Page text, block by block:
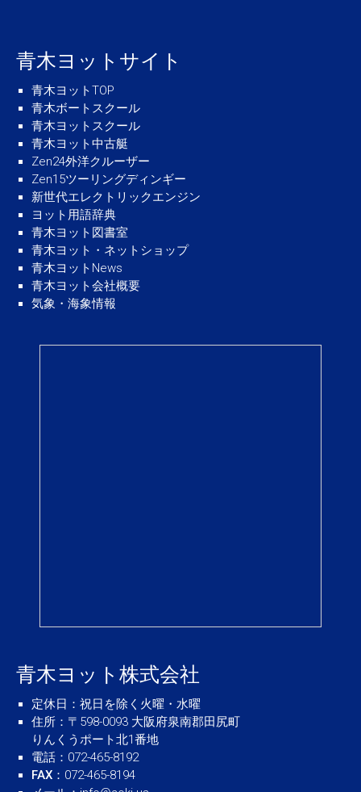
青木ヨットサイト
青木ヨットTOP
青木ボートスクール
青木ヨットスクール
青木ヨット中古艇
Zen24外洋クルーザー
Zen15ツーリングディンギー
新世代エレクトリックエンジン
ヨット用語辞典
青木ヨット図書室
青木ヨット・ネットショップ
青木ヨットNews
青木ヨット会社概要
気象・海象情報
青木ヨット株式会社
定休日 ：祝日を除く火曜・水曜
住所 ：〒598-0093 大阪府泉南郡田尻町
りんくうポート北1番地
電話 ：072-465-8192
FAX ：072-465-8194